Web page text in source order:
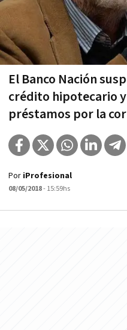
El Banco Nación
crédito hipotecario
préstamos por la
Por iProfesional
08/05/2018- 15:59hs